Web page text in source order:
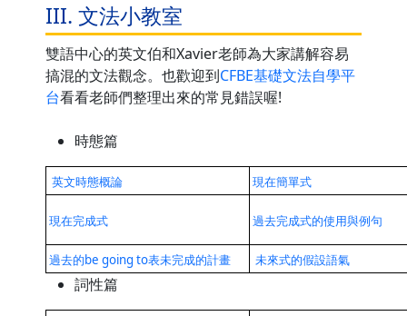
III. 文法小教室
雙語中心的英文伯和Xavier老師為大家講解容易
搞混的文法觀念。也歡迎到CFBE基礎文法自學平
台看看老師們整理出來的常見錯誤喔!
時態篇
英文時態概論 現在簡單式
現在完成式 過去完成式的使用與例句
過去的be going to表未完成的計畫 未來式的假設語氣
詞性篇